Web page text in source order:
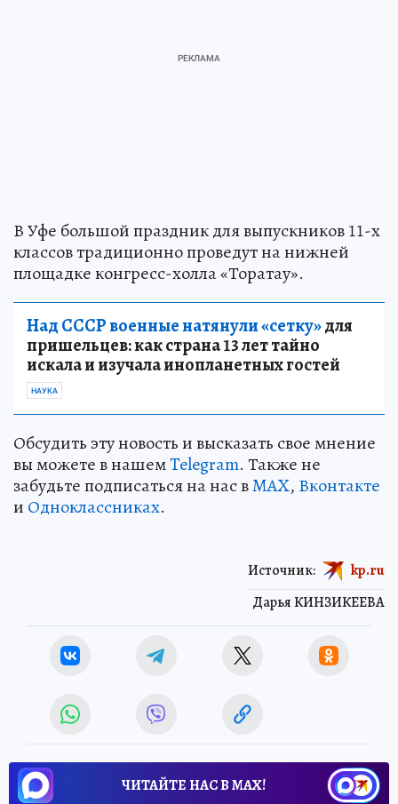
В Уфе большой праздник для выпускников 11-х
классов традиционно проведут на нижней
площадке конгресс-холла «Торатау».
Над СССР военные натянули «сетку»для
пришельцев: как страна 13 лет тайно
искала и изучала инопланетных гостей
НАУКА
Обсудить эту новость и высказать свое мнение
вы можете в нашемTelegram. Также не
забудьте подписаться на нас вMAX, Вконтакте
и Одноклассниках.
Дарья КИНЗИКЕЕВА
Источник: kp.ru
ЧИТАЙТЕ НАС В МАХ!